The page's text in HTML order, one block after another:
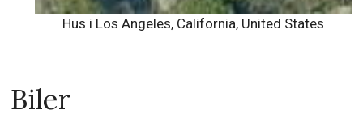
Hus i Los Angeles, California, United States
Biler